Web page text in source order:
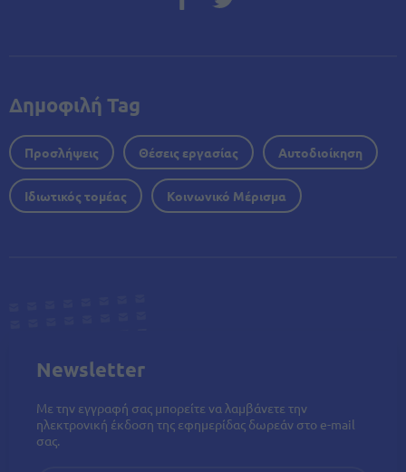
Δημοφιλή Tag
Προσλήψεις Θέσεις εργασίας Αυτοδιοίκηση
Ιδιωτικός τομέας Κοινωνικό Μέρισμα
Newsletter
Με την εγγραφή σας μπορείτε να λαμβάνετε την
ηλεκτρονική έκδοση της εφημερίδας δωρεάν στο e-mail
σας.